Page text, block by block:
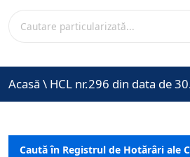
Acasă \ HCL nr.296 din data de
Caută în Registrul de Hotărâri ale